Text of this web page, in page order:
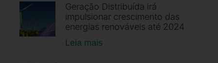
Geração Distribuída irá
impulsionar crescimento das
energias renováveis até 2024
Leia mais